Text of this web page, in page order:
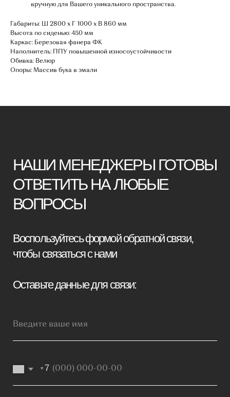
вручную для Вашего уникального пространства.
Габариты: Ш 2800 х Г 1000 х В 860 мм
Высота по сиденью: 450 мм
Каркас: Березовая фанера ФК
Наполнитель: ППУ повышенной износоустойчивости
Обивка: Велюр
Опоры: Массив бука в эмали
Воспользуйтесь формой обратной связи,
чтобы связаться с нами
ОТВЕТИТЬ НА ЛЮБЫЕ
ВОПРОСЫ
Я принимаю условияполитики
Отправить заявку
Мебель премиум качества
Политика конфиденциальности
Реквизиты